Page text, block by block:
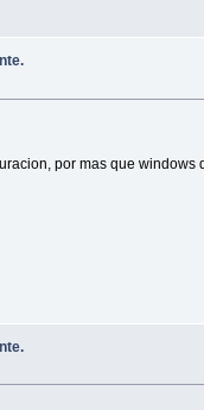
por mas que windows